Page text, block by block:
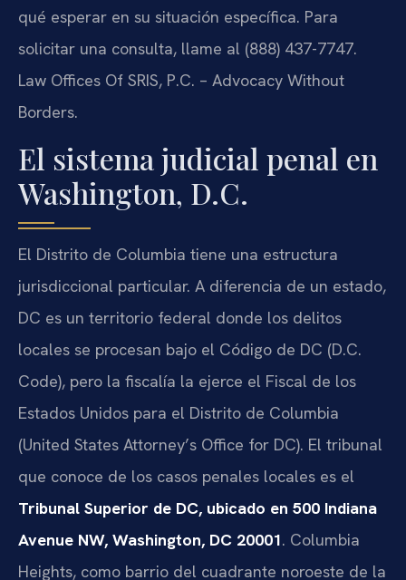
qué esperar en su situación específica. Para
solicitar una consulta, llame al (888) 437-7747.
Law Offices Of SRIS, P.C. – Advocacy Without
Borders.
El sistema judicial penal en
Washington, D.C.
El Distrito de Columbia tiene una estructura
jurisdiccional particular. A diferencia de un estado,
DC es un territorio federal donde los delitos
locales se procesan bajo el Código de DC (D.C.
Code), pero la fiscalía la ejerce el Fiscal de los
Estados Unidos para el Distrito de Columbia
(United States Attorney’s Office for DC). El tribunal
que conoce de los casos penales locales es el
Tribunal Superior de DC, ubicado en 500 Indiana
Avenue NW, Washington, DC 20001. Columbia
Heights, como barrio del cuadrante noroeste de la